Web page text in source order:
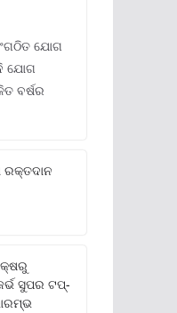
ଯୋଗ
ଯୋଗ
ବର୍ଷର
ସୁପର ଟପ୍‌-